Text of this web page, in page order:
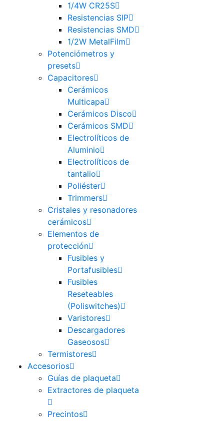
1/4W CR25S
Resistencias SIP
Resistencias SMD
1/2W MetalFilm
Potenciómetros y
presets
Capacitores
Cerámicos
Multicapa
Cerámicos Disco
Cerámicos SMD
Electrolíticos de
Aluminio
Electrolíticos de
tantalio
Poliéster
Trimmers
Cristales y resonadores
cerámicos
Elementos de
protección
Fusibles y
Portafusibles
Fusibles
Reseteables
(Poliswitches)
Varistores
Descargadores
Gaseosos
Termistores
Accesorios
Guías de plaqueta
Extractores de plaqueta
Precintos